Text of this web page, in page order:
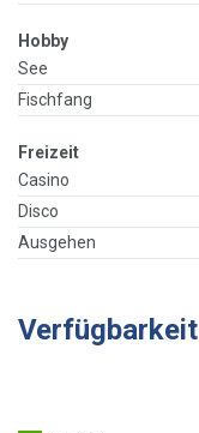
Hobby
See
Fischfang
Freizeit
Casino
Disco
Ausgehen
Verfügbarkeit